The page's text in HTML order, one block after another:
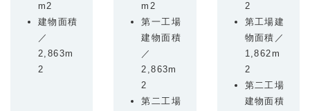
m2
建物面積
／
2,863m
2
m2
第一工場
建物面積
／
2,863m
2
第二工場
2
第工場建
物面積／
1,862m
2
第二工場
建物面積